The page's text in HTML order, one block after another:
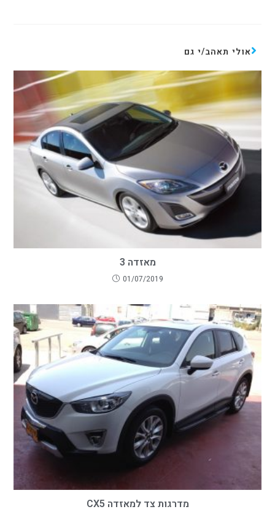
אולי תאהב/י גם
מאזדה 3
01/07/2019
מדרגות צד למאזדה CX5